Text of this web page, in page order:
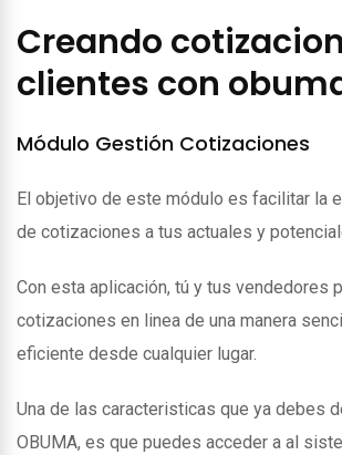
Creando
clientes con
Módulo Gestión Cotizaciones
El objetivo de este módulo es facilitar la
de cotizaciones a tus actuales y
Con esta aplicación, tú y tus vendedores
cotizaciones en linea de una manera
eficiente desde cualquier lugar.
Una de las caracteristicas que ya debes
OBUMA, es que puedes acceder a al